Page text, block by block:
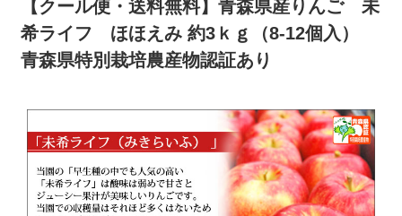
【クール便・送料無料】青森県産りんご 未
希ライフ ほほえみ 約3ｋｇ（8-12個入）
青森県特別栽培農産物認証あり